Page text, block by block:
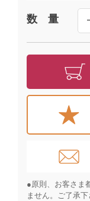
数 量
●原則、お客さま
ません。ご了承下